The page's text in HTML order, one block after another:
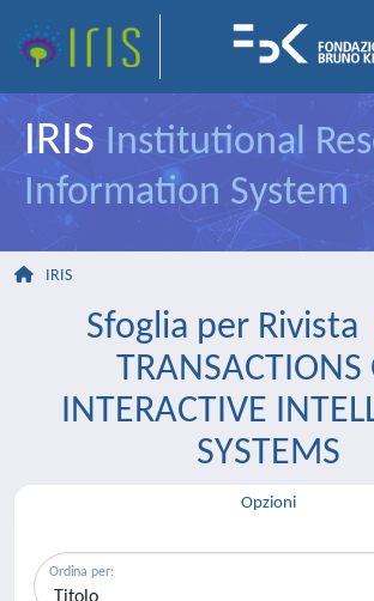
IRIS Institutional
Information System
IRIS
Sfoglia per Rivista
TRANSACTIONS
INTERACTIVE
SYSTEMS
Opzioni
Ordina per: